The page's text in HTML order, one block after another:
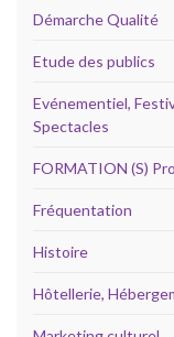
Démarche Qualité
Etude des publics
Evénementiel,
Spectacles
FORMATION (S)
Fréquentation
Histoire
Hôtellerie,